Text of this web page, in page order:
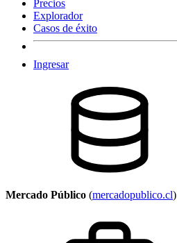
Precios
Explorador
Casos de éxito
Ingresar
Mercado Público (mercadopublico.cl)